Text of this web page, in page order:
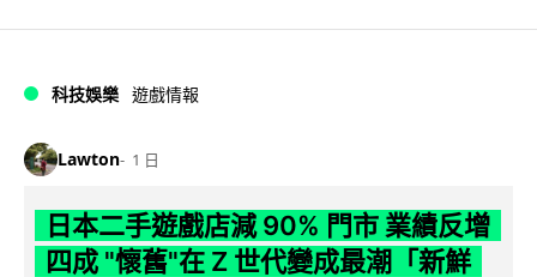
科技娛樂 遊戲情報
Lawton 1 日
日本二手遊戲店減 90% 門市 業績反增
四成 "懷舊"在 Z 世代變成最潮「新鮮